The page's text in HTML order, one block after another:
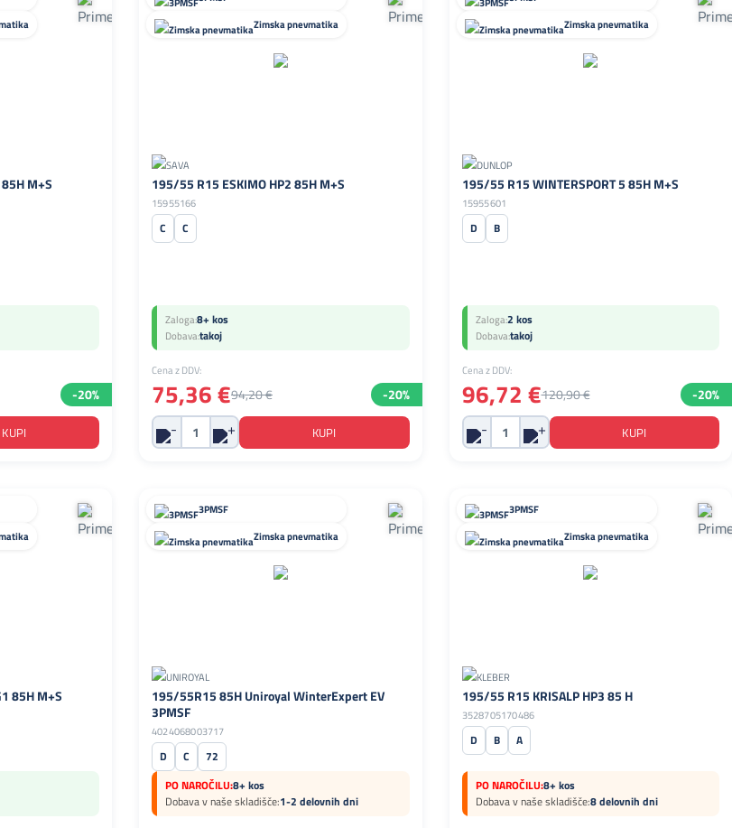
M+S
-20%
Zimska pnevmatika
195/55 R15 ESKIMO HP2 85H M+S
15955166
C C
Zaloga:8+ kos
Dobava:takoj
Cena z DDV:
75,36 €94,20 € -20%
Zimska pnevmatika
195/55 R15 WINTERSPORT 5 85H M+S
15955601
D B
Zaloga:2 kos
Dobava:takoj
Cena z DDV:
96,72 €120,90 € -20%
85H M+S
3PMSF
Zimska pnevmatika
195/55R15 85H Uniroyal WinterExpert EV
3PMSF
4024068003717
D C
72
PO NAROČILU:8+ kos
Dobava v naše skladišče:1-2 delovnih dni
3PMSF
Zimska pnevmatika
195/55 R15 KRISALP HP3 85 H
3528705170486
D B A
PO NAROČILU:8+ kos
Dobava v naše skladišče:8 delovnih dni